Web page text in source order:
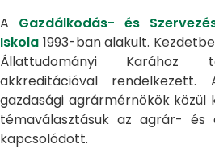
A Gazdálkodás- és
Iskola 1993-ban alakult.
Állattudományi Karához
akkreditációval
gazdasági agrármérnökök
témaválasztásuk az agrár- és
kapcsolódott.